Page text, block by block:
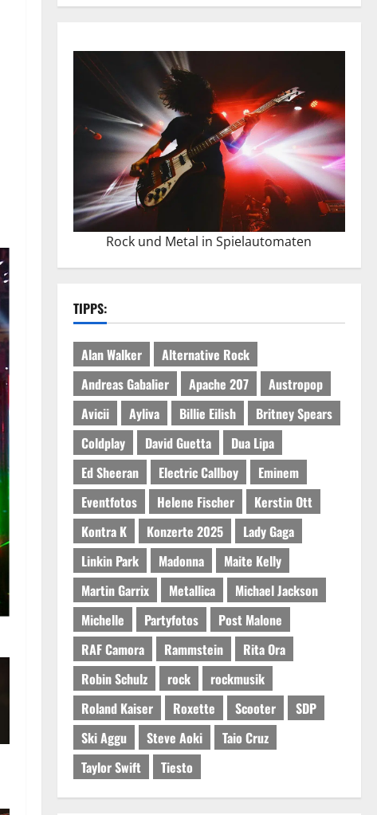
Rock und Metal in Spielautomaten
TIPPS:
Alan Walker
Alternative Rock
Andreas Gabalier
Apache 207
Austropop
Avicii
Ayliva Billie Eilish
Britney Spears
Coldplay
David Guetta
Dua Lipa
Ed Sheeran
Electric Callboy
Eminem
Eventfotos
Helene Fischer
Kerstin Ott
Kontra K
Konzerte 2025
Lady Gaga
Linkin Park
Madonna
Maite Kelly
Martin Garrix
Metallica
Michael Jackson
Michelle
Partyfotos
Post Malone
RAF Camora
Rammstein
Rita Ora
Robin Schulz
rock
rockmusik
Roland Kaiser
Roxette Scooter
SDP
Ski Aggu
Steve Aoki
Taio Cruz
Taylor Swift
Tiesto